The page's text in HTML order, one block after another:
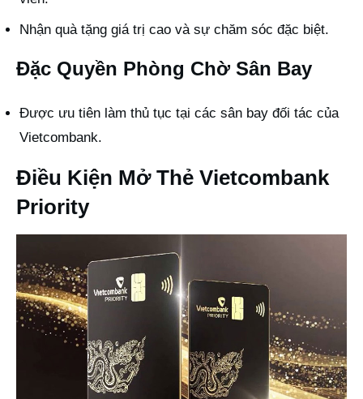
Nhận quà tặng giá trị cao và sự chăm sóc đặc biệt.
Đặc Quyền Phòng Chờ Sân Bay
Được ưu tiên làm thủ tục tại các sân bay đối tác của
Vietcombank.
Điều Kiện Mở Thẻ Vietcombank
Priority